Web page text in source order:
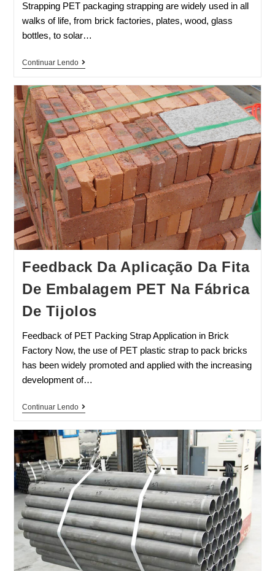
Strapping PET packaging strapping are widely used in all
walks of life, from brick factories, plates, wood, glass
bottles, to solar…
Continuar Lendo
Feedback Da Aplicação Da Fita
De Embalagem PET Na Fábrica
De Tijolos
Feedback of PET Packing Strap Application in Brick
Factory Now, the use of PET plastic strap to pack bricks
has been widely promoted and applied with the increasing
development of…
Continuar Lendo